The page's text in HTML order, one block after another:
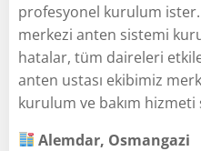
profesyonel kurulum
merkezi anten sistemi
hatalar, tüm daireleri
anten ustası ekibimiz
kurulum ve bakım hizmeti
Alemdar, Osmangazi